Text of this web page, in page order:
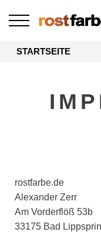
STARTSEITE
rostfarbe.de
Alexander Zerr
Am Vorderflöß 53b
33175 Bad